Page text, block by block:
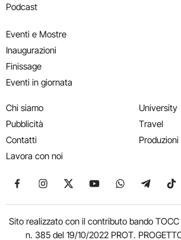
Podcast
Eventi e Mostre
Inaugurazioni
Finissage
Eventi in giornata
Chi siamo
Pubblicità
Contatti
Lavora con noi
University
Travel
Produzioni
Seguici su Facebook
Seguici su Instagram
Seguici su X
Seguici su YouTube
Seguici su
Seguici
Sito realizzato con il contributo bando
n. 385 del 19/10/2022 PROT.